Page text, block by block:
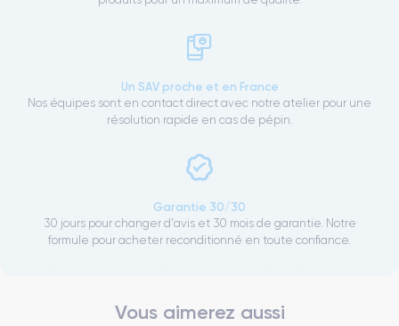
Un SAV proche et en France
Nos équipes sont en contact direct avec notre atelier pour une
résolution rapide en cas de pépin.
Garantie 30/30
30 jours pour changer d'avis et 30 mois de garantie. Notre
formule pour acheter reconditionné en toute confiance.
Vous aimerez aussi